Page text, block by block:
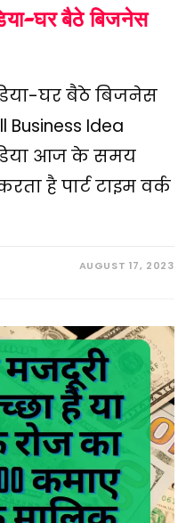
घर बैठे बिजनेस
घर बैठे बिजनेस
Idea
आज के समय
है पार्ट टाइम वर्क
AUGUST 17, 2023